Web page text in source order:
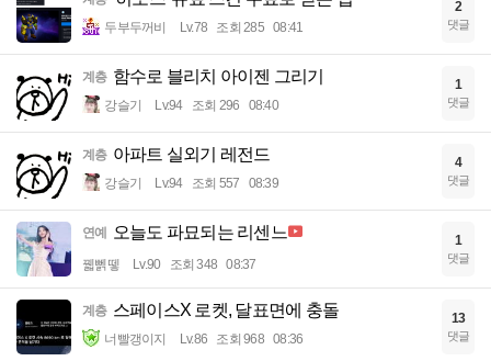
두부두꺼비 Lv.78 조회 285 08:41
2
댓글
계층 함수로 블리치 아이젠 그리기
강슬기 Lv.94 조회 296 08:40
1
댓글
계층 아파트 실외기 레전드
강슬기 Lv.94 조회 557 08:39
4
댓글
연예 오늘도 파묘되는 리센느
꿻뻵뗗 Lv.90 조회 348 08:37
1
댓글
계층 스페이스X 로켓, 달표면에 충돌
너빨갱이지 Lv.86 조회 968 08:36
13
댓글